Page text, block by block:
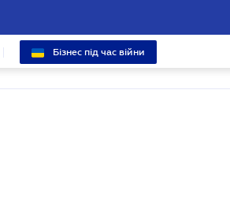
Бізнес під час війни